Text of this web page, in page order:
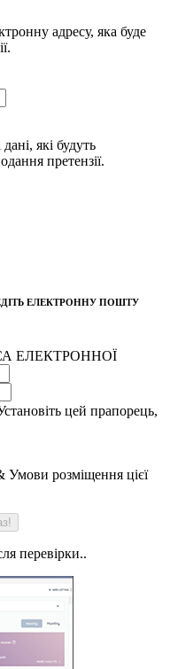
адресу, яка буде
які будуть
претензії.
ЕЛЕКТРОННУ ПОШТУ
ЕЛЕКТРОННОЇ
цей прапорець,
розміщення цієї
перевірки..